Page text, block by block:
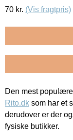
70 kr. (Vis fragtpris)
Den mest
Rito.dk som har et
derudover er der
fysiske butikker.